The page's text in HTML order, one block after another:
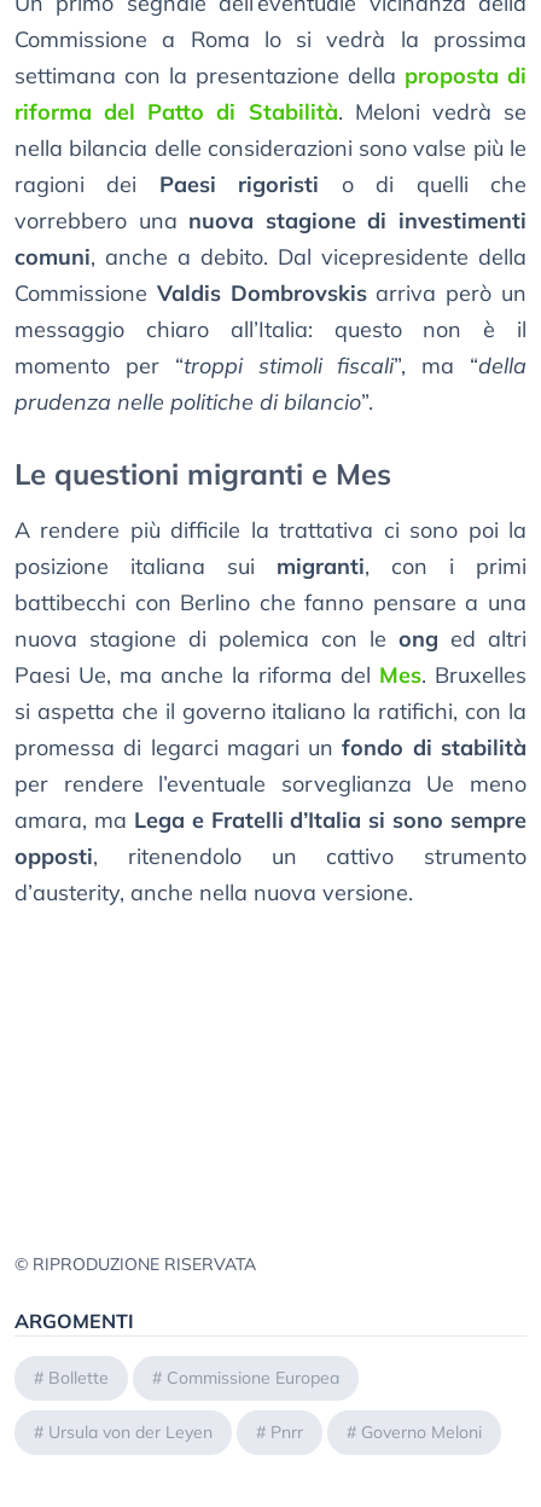
Commissione a Roma lo si vedrà la prossima
settimana con la presentazione della proposta di
riforma del Patto di Stabilità. Meloni vedrà se
nella bilancia delle considerazioni sono valse più le
ragioni dei Paesi rigoristi o di quelli che
vorrebbero una nuova stagione di investimenti
comuni, anche a debito. Dal vicepresidente della
Commissione Valdis Dombrovskisarriva però un
messaggio chiaro all’Italia: questo non è il
momento per “troppi stimoli fiscali”, ma “della
prudenza nelle politiche di bilancio”.
Le questioni migranti e Mes
A rendere più difficile la trattativa ci sono poi la
posizione italiana sui migranti, con i primi
battibecchi con Berlino che fanno pensare a una
nuova stagione di polemica con le ong ed altri
Paesi Ue, ma anche la riforma del Mes. Bruxelles
si aspetta che il governo italiano la ratifichi, con la
promessa di legarci magari unfondo di stabilità
per rendere l’eventuale sorveglianza Ue meno
amara, ma Lega e Fratelli d’Italia si sono sempre
opposti, ritenendolo un cattivo strumento
d’austerity, anche nella nuova versione.
© RIPRODUZIONE RISERVATA
ARGOMENTI
# Bollette # Commissione Europea
# Ursula von der Leyen # Pnrr # Governo Meloni